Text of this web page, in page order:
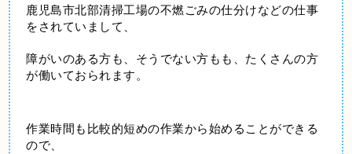
鹿児島市北部清掃工場の不燃ごみの仕分けなどの仕事
をされていまして、
障がいのある方も、そうでない方もも、たくさんの方
が働いておられます。
作業時間も比較的短めの作業から始めることができる
ので、